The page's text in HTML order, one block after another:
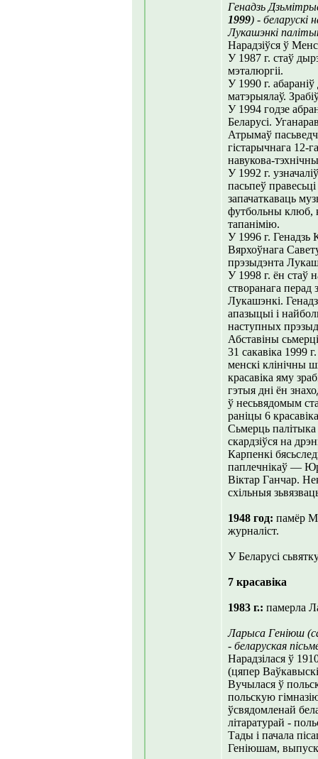
Генадзь
1999) - беларускі
Лукашэнкі
Нарадзіўся ў
У 1987 г. стаў
мэталюргіі.
У 1990 г.
матэрыялаў.
У 1994 годзе
Беларусі.
Атрымаў
гістарычнага 12-
навукова-
У 1992 г.
пасьпеў
запачаткаваць
футбольны клюб,
тапанімію.
У 1996 г. Генадзь
Вярхоўнага
прэзыдэнта
У 1998 г. ён стаў
створанага перад
Лукашэнкі.
апазыцыі і
наступных
Абставіны
31 сакавіка 1999
менскі клінічны
красавіка яму
гэтыя дні ён
ў несьвядомым
раніцы 6
Сьмерць
скардзіўся на
Карпенкі
паплечнікаў —
Віктар Ганчар.
схільныя
1948 год: памёр
журналіст.
У Беларусі
7 красавіка
1983 г.: памерла
Ларыса Геніюш
- беларуская
Нарадзілася ў
(цяпер
Вучылася ў
польскую
ўсвядомленай
літаратурай -
Тады і пачала
Геніюшам,